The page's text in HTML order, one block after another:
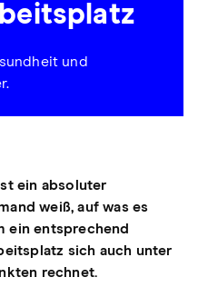
und
ein absoluter
weiß, auf was es
ein entsprechend
sich auch unter
rechnet.